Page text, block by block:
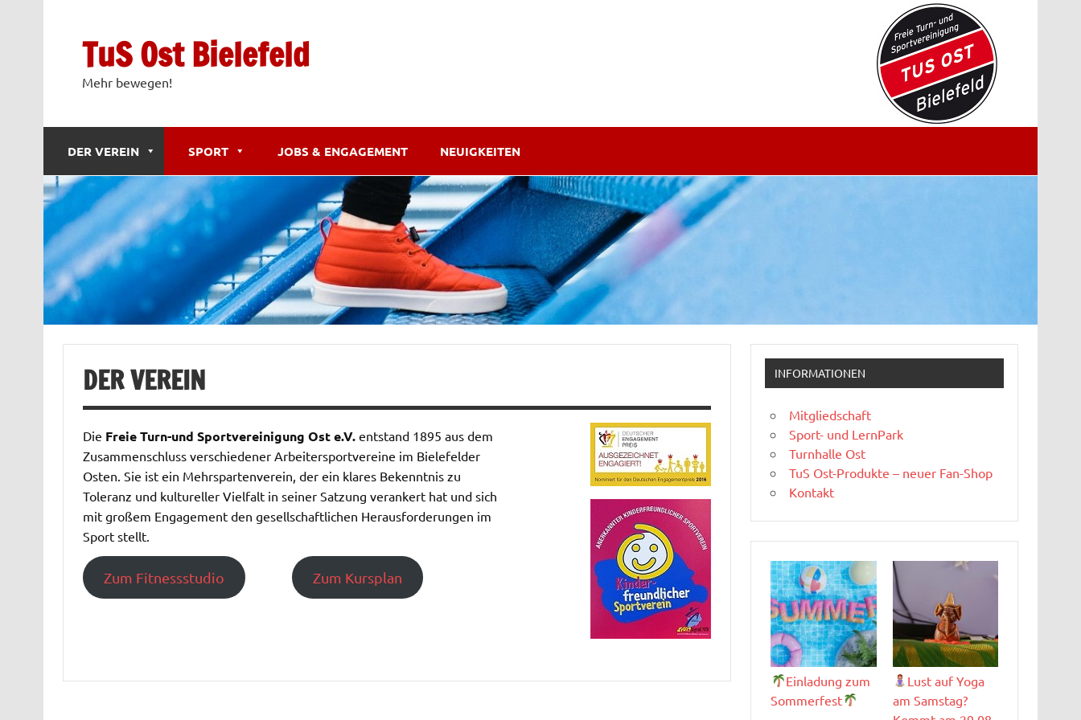
TuS Ost Bielefeld
Mehr bewegen!
DER VEREIN SPORT JOBS & ENGAGEMENT NEUIGKEITEN
DER VEREIN
Die Freie Turn-und Sportvereinigung Ost e.V.entstand 1895 aus dem
Zusammenschluss verschiedener Arbeitersportvereine im Bielefelder
Osten. Sie ist ein Mehrspartenverein, der ein klares Bekenntnis zu
Toleranz und kultureller Vielfalt in seiner Satzung verankert hat und sich
mit großem Engagement den gesellschaftlichen Herausforderungen im
Sport stellt.
Zum Fitnessstudio Zum Kursplan
INFORMATIONEN
Mitgliedschaft
Sport- und LernPark
Turnhalle Ost
TuS Ost-Produkte – neuer Fan-Shop
Kontakt
Einladung zum
Sommerfest
Lust auf Yoga
am Samstag?